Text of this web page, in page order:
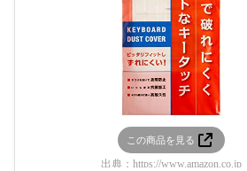
この商品を見る
出典： https://www.amazon.co.jp